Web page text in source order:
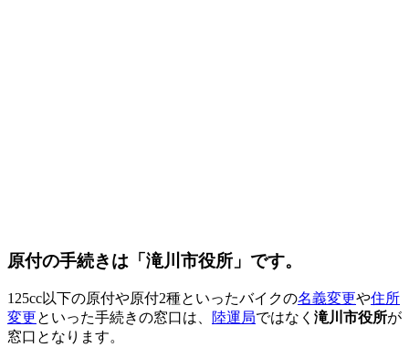
原付の手続きは「滝川市役所」です。
125cc以下の原付や原付2種といったバイクの名義変更や住所
変更といった手続きの窓口は、 陸運局ではなく 滝川市役所が
窓口となります。